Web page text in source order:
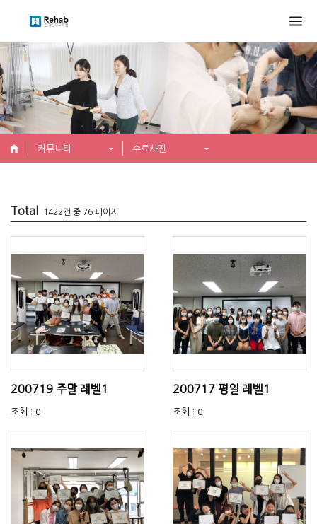
커뮤니티 수료사진
Total 1422건 중 76 페이지
200719 주말 레벨1
조회 : 0
200717 평일 레벨1
조회 : 0